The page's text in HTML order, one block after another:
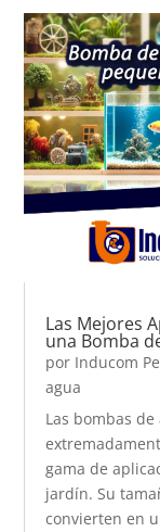
Las Mejores
una Bomba
por Inducom
agua
Las bombas
gama de
jardín. Su
convierten en